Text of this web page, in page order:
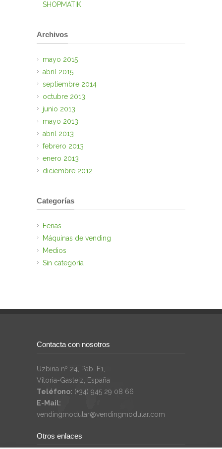
SHOPMATIK
Archivos
mayo 2015
abril 2015
septiembre 2014
octubre 2013
junio 2013
mayo 2013
abril 2013
febrero 2013
enero 2013
diciembre 2012
Categorías
Ferias
Máquinas de vending
Medios
Sin categoría
Contacta con nosotros
Uzbina nº 24, Pab. F1,
Vitoria-Gasteiz, España
Teléfono: (+34) 945 29 08 66
E-Mail:
vendingmodular@vendingmodular.com
Otros enlaces